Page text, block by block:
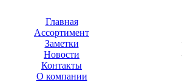
Главная
Ассортимент
Заметки
Новости
Контакты
О компании